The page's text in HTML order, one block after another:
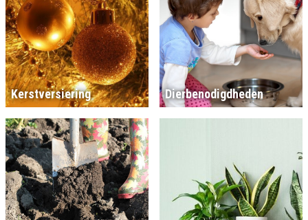
Kerstversiering Dierbenodigdheden